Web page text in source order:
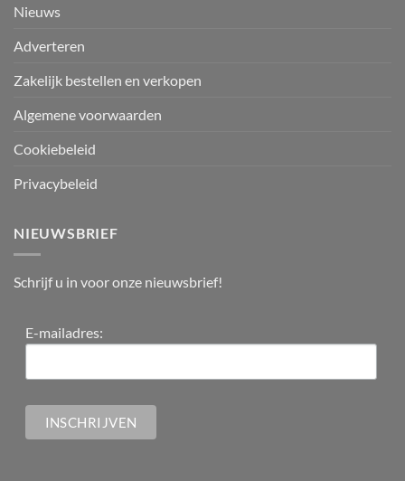
Nieuws
Adverteren
Zakelijk bestellen en verkopen
Algemene voorwaarden
Cookiebeleid
Privacybeleid
NIEUWSBRIEF
Schrijf u in voor onze nieuwsbrief!
E-mailadres: